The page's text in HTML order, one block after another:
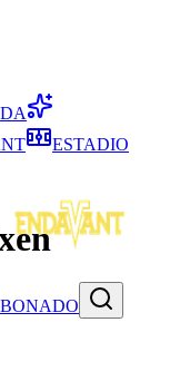
ESTADIO